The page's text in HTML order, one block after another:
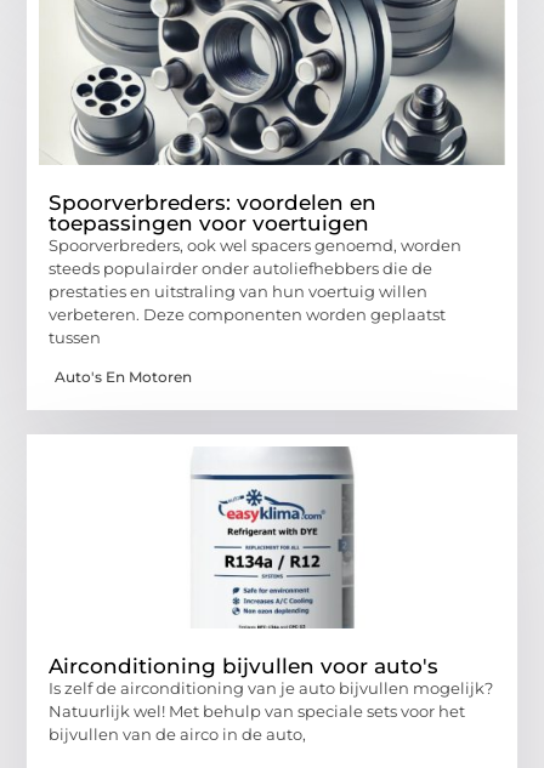
Spoorverbreders: voordelen en
toepassingen voor voertuigen
Spoorverbreders, ook wel spacers genoemd, worden
steeds populairder onder autoliefhebbers die de
prestaties en uitstraling van hun voertuig willen
verbeteren. Deze componenten worden geplaatst
tussen
Auto's En Motoren
Airconditioning bijvullen voor auto's
Is zelf de airconditioning van je auto bijvullen mogelijk?
Natuurlijk wel! Met behulp van speciale sets voor het
bijvullen van de airco in de auto,